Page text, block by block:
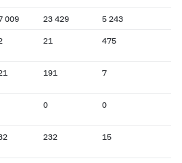
009 23 429 5 243
21 475
191 7
0 0
232 15